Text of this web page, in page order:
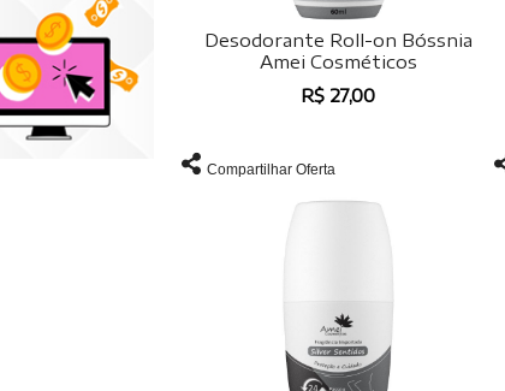
Desodorante Roll-on Bóssnia
Amei Cosméticos
R$ 27,00
Compartilhar Oferta